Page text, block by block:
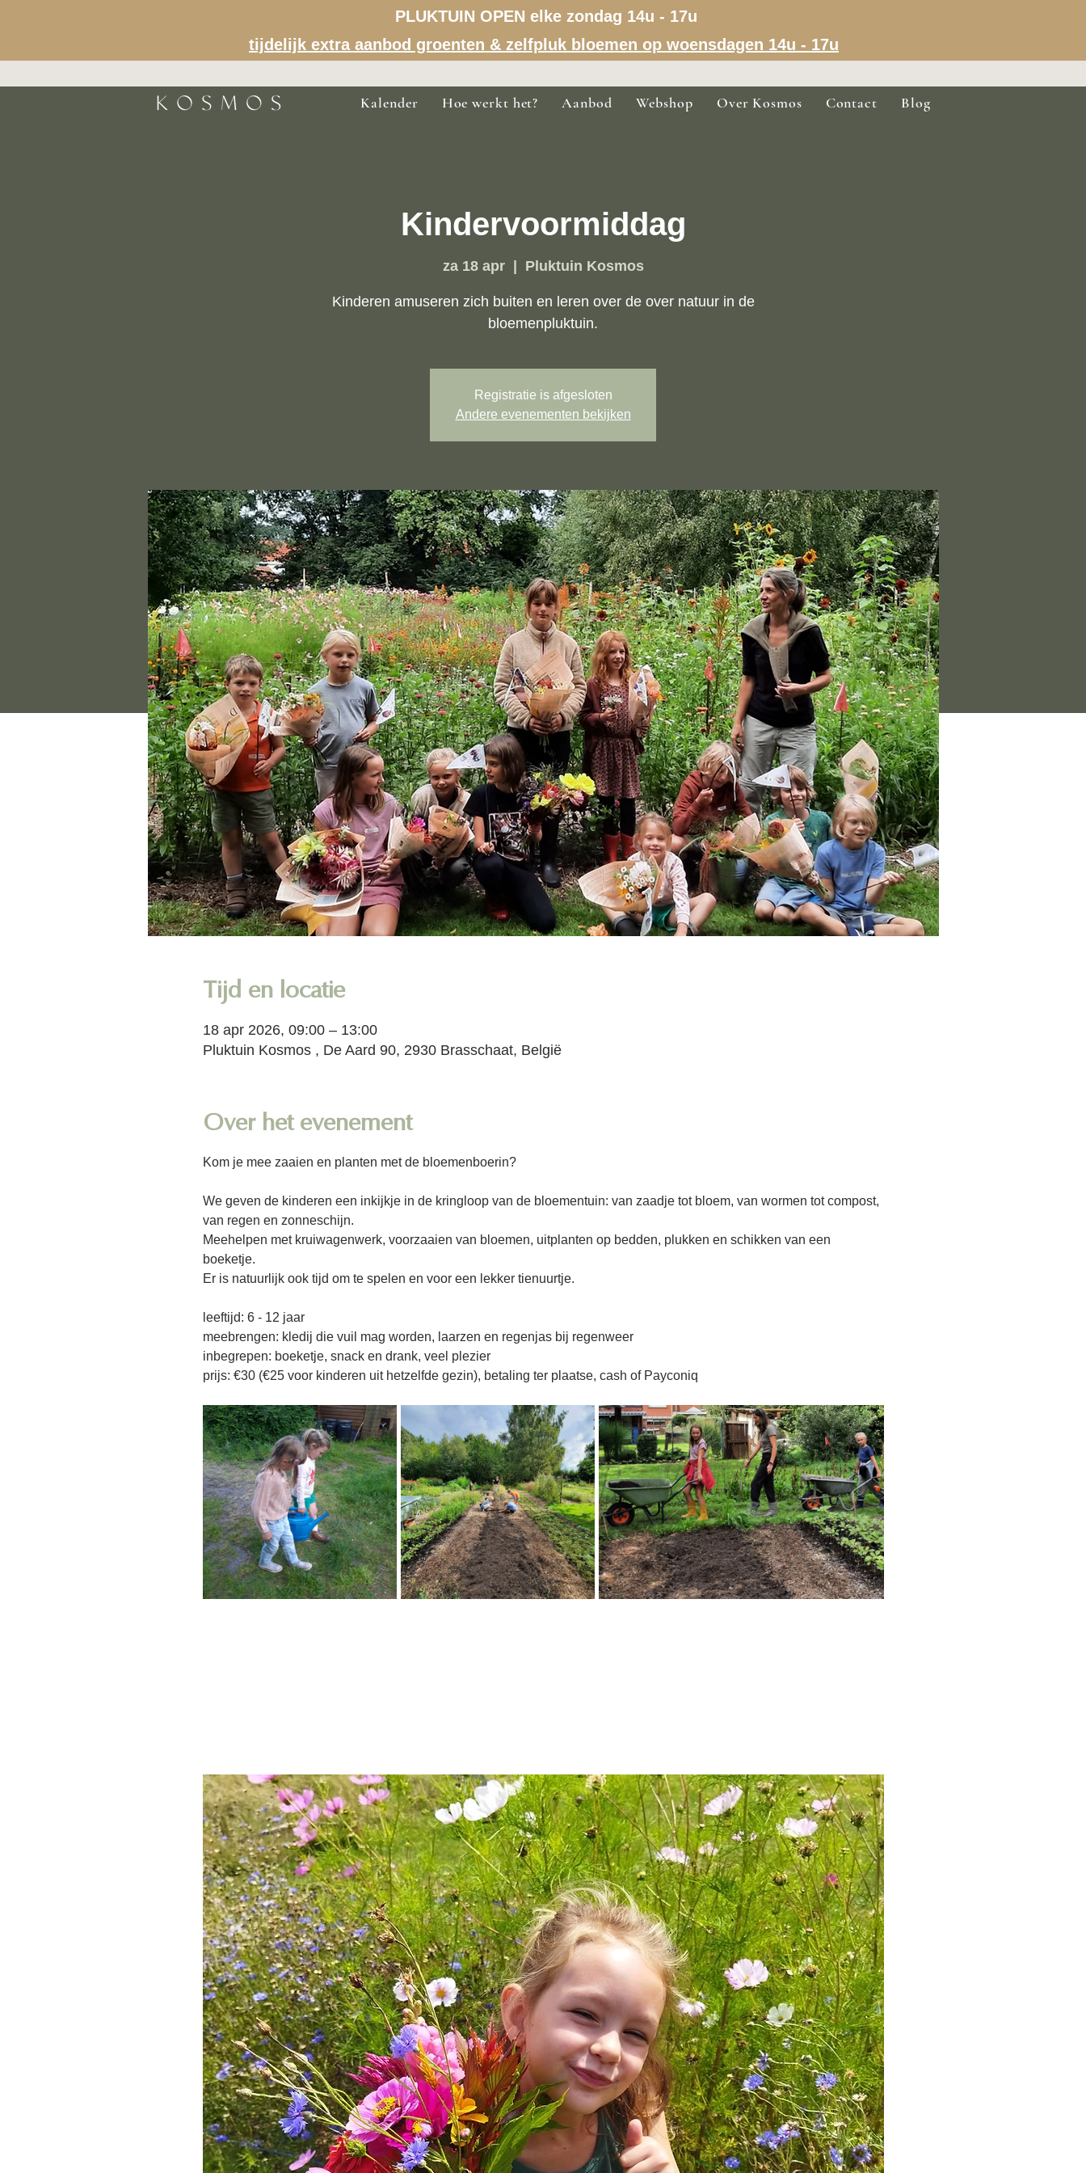
PLUKTUIN OPEN elke zondag 14u - 17u
tijdelijk extra aanbod groenten & zelfpluk bloemen op woensdagen 14u - 17u
Kalender Hoe werkt het? Aanbod Webshop Over Kosmos Contact Blog
Kindervoormiddag
za 18 apr
  |
Pluktuin Kosmos
Kinderen amuseren zich buiten en leren over de over natuur in de
bloemenpluktuin.
Registratie is afgesloten
Andere evenementen bekijken
Tijd en locatie
18 apr 2026, 09:00 – 13:00
Pluktuin Kosmos , De Aard 90, 2930 Brasschaat, België
Over het evenement
Kom je mee zaaien en planten met de bloemenboerin?
We geven de kinderen een inkijkje in de kringloop van de bloementuin: van zaadje tot bloem, van wormen tot compost,
van regen en zonneschijn.
Meehelpen met kruiwagenwerk, voorzaaien van bloemen, uitplanten op bedden, plukken en schikken van een
boeketje.
Er is natuurlijk ook tijd om te spelen en voor een lekker tienuurtje.
leeftijd: 6 - 12 jaar
meebrengen: kledij die vuil mag worden, laarzen en regenjas bij regenweer
inbegrepen: boeketje, snack en drank, veel plezier
prijs: €30 (€25 voor kinderen uit hetzelfde gezin), betaling ter plaatse, cash of Payconiq